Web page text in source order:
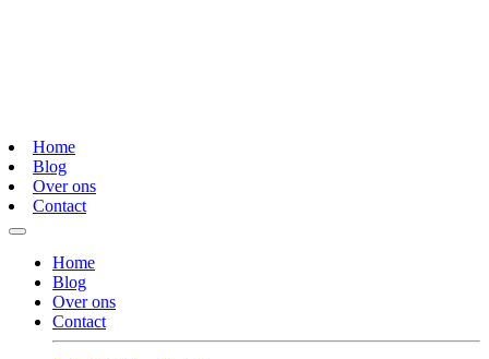
Home
Blog
Over ons
Contact
Home
Blog
Over ons
Contact